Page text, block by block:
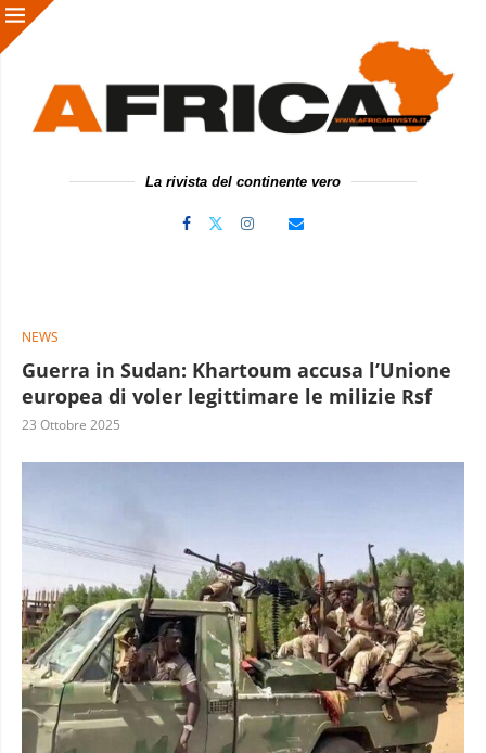
La rivista del continente vero
NEWS
Guerra in Sudan: Khartoum accusa l’Unione
europea di voler legittimare le milizie Rsf
23 Ottobre 2025